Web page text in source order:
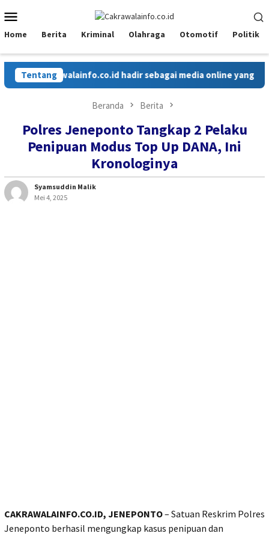
ke
kontenMobile
Home Berita Kriminal Olahraga Otomotif Politik
Tentang
Cakrawalainfo.co.id hadir sebagai media online yang
Beranda Berita
Polres Jeneponto Tangkap 2 Pelaku
Penipuan Modus Top Up DANA, Ini
Kronologinya
Syamsuddin Malik
Mei 4, 2025
CAKRAWALAINFO.CO.ID, JENEPONTO– Satuan Reskrim Polres
Jeneponto berhasil mengungkap kasus penipuan dan